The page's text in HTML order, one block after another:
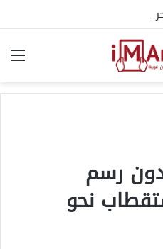
رسم
نحو